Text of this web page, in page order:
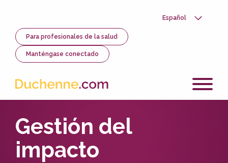
content
Select
Utility
Menu
Para profesionales de la salud
Manténgase conectado
Gestión del
impacto